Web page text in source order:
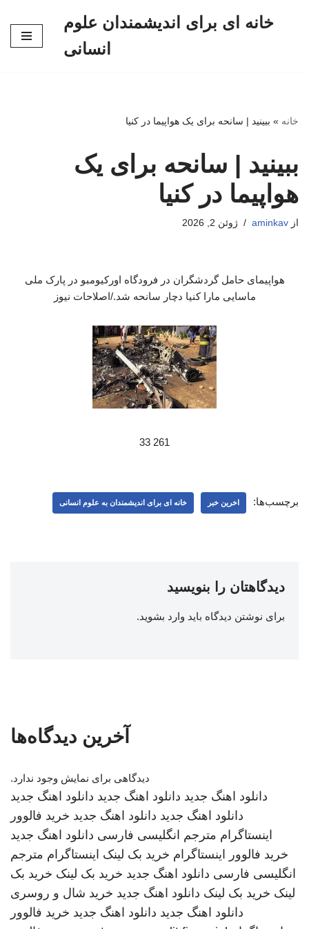
خانه ای برای اندیشمندان علوم
انسانی
خانه » ببینید | سانحه برای یک هواپیما در کنیا
ببینید | سانحه برای یک
هواپیما در کنیا
از aminkav ژوئن 2, 2026
هواپیمای حامل گردشگران در فرودگاه اورکیومبو در پارک ملی
ماسایی مارا کنیا دچار سانحه شد./اصلاحات نیوز
261 33
برچسب‌ها: اخرین خبر خانه ای برای اندیشمندان به علوم انسانی
دیدگاهتان را بنویسید
برای نوشتن دیدگاه باید وارد بشوید.
آخرین دیدگاه‌ها
دیدگاهی برای نمایش وجود ندارد.
دانلود اهنگ جدید دانلود اهنگ جدید دانلود اهنگ جدید
دانلود اهنگ جدید دانلود اهنگ جدید خرید فالوور
اینستاگرام مترجم انگلیسی فارسی دانلود اهنگ جدید
خرید فالوور اینستاگرام خرید بک لینک اینستاگرام مترجم
انگلیسی فارسی دانلود اهنگ جدید خرید بک لینک خرید بک
لینک خرید بک لینک دانلود اهنگ جدید خرید شال و روسری
دانلود اهنگ جدید دانلود اهنگ جدید خرید فالوور